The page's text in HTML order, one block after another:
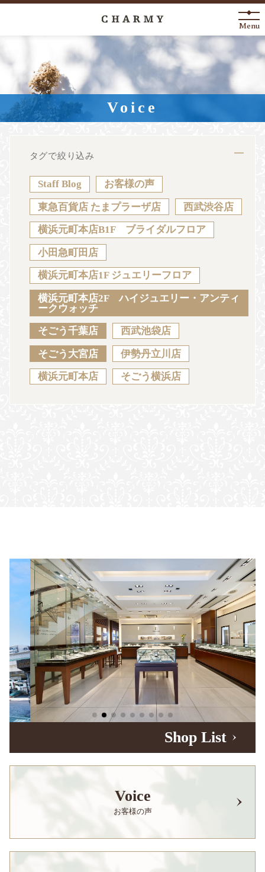
New Arrival
About
Engagement Ring
Anniversary
News Blog
Sustainability Voice Catalog
JA EN CH KO
Menu
Voice
タグで絞り込み
Staff Blog お客様の声
東急百貨店 たまプラーザ店 西武渋谷店
横浜元町本店B1F ブライダルフロア
小田急町田店
横浜元町本店1F ジュエリーフロア
横浜元町本店2F ハイジュエリー・アンティ
ークウォッチ
そごう千葉店 西武池袋店
そごう大宮店 伊勢丹立川店
横浜元町本店 そごう横浜店
Shop List
Voice
お客様の声